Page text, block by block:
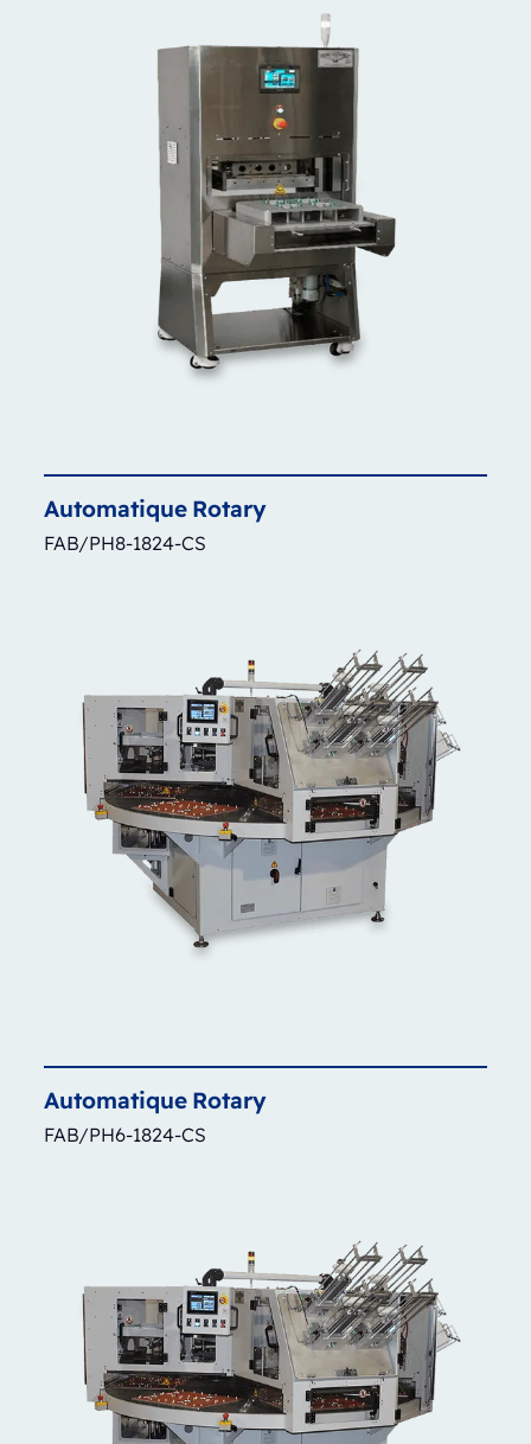
Automatique Rotary
FAB/PH8-1824-CS
Automatique Rotary
FAB/PH6-1824-CS